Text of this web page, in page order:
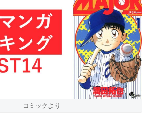
コミックより